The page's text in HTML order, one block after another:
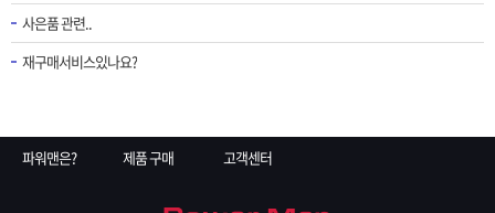
사은품 관련..
재구매서비스있나요?
파워맨은? 제품 구매 고객센터